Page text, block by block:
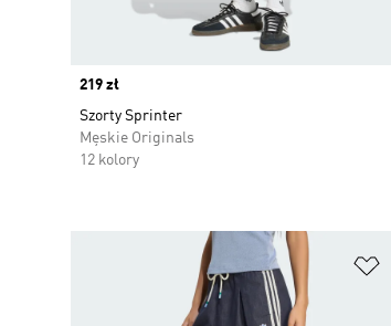
Price
219 zł
Szorty Sprinter
Męskie Originals
12 kolory